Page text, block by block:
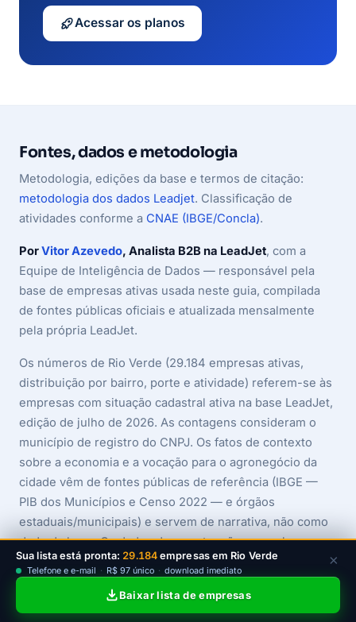
Acessar os planos
Fontes, dados e metodologia
Metodologia, edições da base e termos de citação:
metodologia dos dados Leadjet. Classificação de
atividades conforme a CNAE (IBGE/Concla).
PorVitor Azevedo, Analista B2B na LeadJet, com a
Equipe de Inteligência de Dados — responsável pela
base de empresas ativas usada neste guia, compilada
de fontes públicas oficiais e atualizada mensalmente
pela própria LeadJet.
Os números de Rio Verde (29.184 empresas ativas,
distribuição por bairro, porte e atividade) referem-se às
empresas com situação cadastral ativa na base LeadJet,
edição de julho de 2026. As contagens consideram o
município de registro do CNPJ. Os fatos de contexto
sobre a economia e a vocação para o agronegócio da
cidade vêm de fontes públicas de referência (IBGE —
PIB dos Municípios e Censo 2022 — e órgãos
estaduais/municipais) e servem de narrativa, não como
dado da base. Os dados da amostra são exemplos
ilustrativos e não correspondem a empresas reais.
Empresas em Goiás
Sua lista está pronta: 29.184empresas em Rio Verde
Telefone e e-mail · R$ 97 único · download imediato
Baixar lista de empresas
×